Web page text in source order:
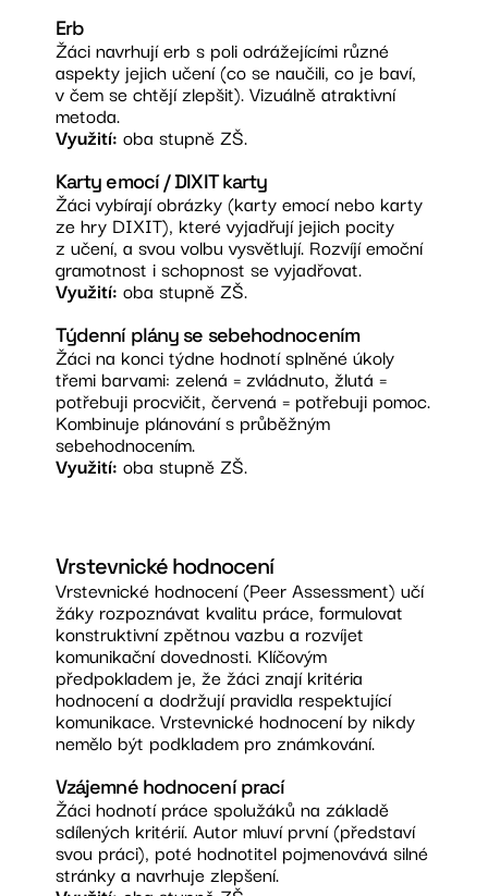
Erb
Žáci navrhují erb s poli odrážejícími různé
aspekty jejich učení (co se naučili, co je baví,
v čem se chtějí zlepšit). Vizuálně atraktivní
metoda.
Využití: oba stupně ZŠ.
Karty emocí / DIXIT karty
Žáci vybírají obrázky (karty emocí nebo karty
ze hry DIXIT), které vyjadřují jejich pocity
z učení, a svou volbu vysvětlují. Rozvíjí emoční
gramotnost i schopnost se vyjadřovat.
Využití: oba stupně ZŠ.
Týdenní plány se sebehodnocením
Žáci na konci týdne hodnotí splněné úkoly
třemi barvami: zelená = zvládnuto, žlutá =
potřebuji procvičit, červená = potřebuji pomoc.
Kombinuje plánování s průběžným
sebehodnocením.
Využití: oba stupně ZŠ.
Vrstevnické hodnocení
Vrstevnické hodnocení (Peer Assessment) učí
žáky rozpoznávat kvalitu práce, formulovat
konstruktivní zpětnou vazbu a rozvíjet
komunikační dovednosti. Klíčovým
předpokladem je, že žáci znají kritéria
hodnocení a dodržují pravidla respektující
komunikace. Vrstevnické hodnocení by nikdy
nemělo být podkladem pro známkování.
Vzájemné hodnocení prací
Žáci hodnotí práce spolužáků na základě
sdílených kritérií. Autor mluví první (představí
svou práci), poté hodnotitel pojmenovává silné
stránky a navrhuje zlepšení.